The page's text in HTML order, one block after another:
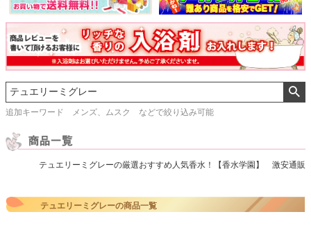
追加キーワード メンズ、ムスク などで絞り込み可能
テュエリーミグレーの厳選おすすめ人気香水！【香水学園】 激安通販
テュエリーミグレーの商品一覧